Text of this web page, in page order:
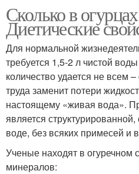
Сколько в
Диетические
Для нормальной
требуется 1,5-2 л чистой
количество удается не всем
труда заменит потери
настоящему «живая вода».
является
воде, без всяких примесей и
Ученые находят в огуречном
минералов: